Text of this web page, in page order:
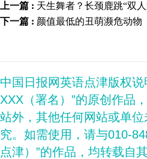
上一篇 : 天生舞者？长颈鹿跳“双
下一篇 : 颜值最低的丑萌濒危动物
中国日报网英语点津版权
XXX（署名）”的原创作品
站外，其他任何网站或单
究。如需使用，请与010-
点津）”的作品，均转载自